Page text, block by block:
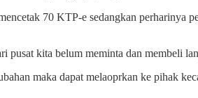
70 KTP-e sedangkan perharinya
pusat kita belum meminta dan membeli
maka dapat melaoprkan ke pihak